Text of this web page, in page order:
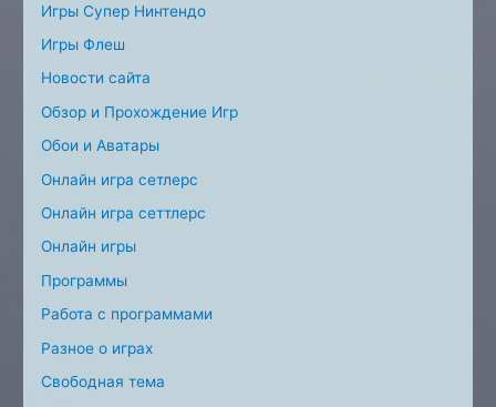
Игры Супер Нинтендо
Игры Флеш
Новости сайта
Обзор и Прохождение Игр
Обои и Аватары
Онлайн игра сетлерс
Онлайн игра сеттлерс
Онлайн игры
Программы
Работа с программами
Разное о играх
Свободная тема